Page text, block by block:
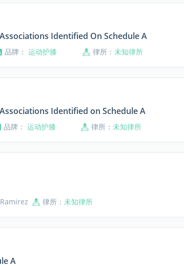
Identified On Schedule A
品牌：运动护膝 律所： 未知律所
Identified on Schedule A
品牌：运动护膝 律所： 未知律所
律所： 未知律所
A